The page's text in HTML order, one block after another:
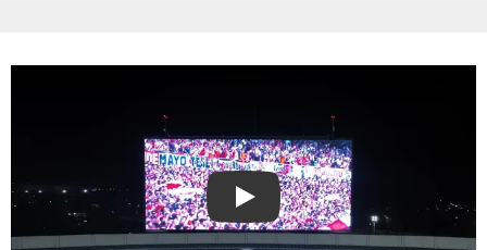
Play